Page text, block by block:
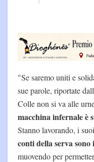
"Se saremo uniti e
sue parole, riportate
Colle non si va alle
macchina infernale è
Stanno lavorando, i
conti della serva
muovendo per